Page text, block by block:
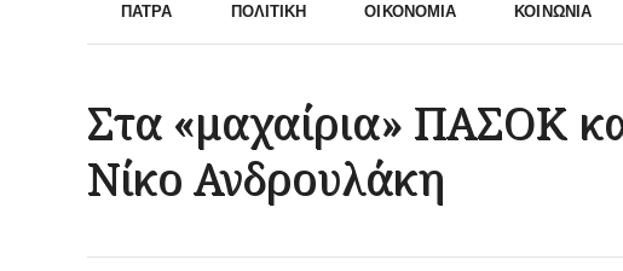
ΠΆΤΡΑ ΠΟΛΙΤΙΚΉ ΟΙΚΟΝΟΜΊΑ ΚΟΙΝΩΝΊΑ
Στα «μαχαίρια» ΠΑΣΟΚ
Νίκο Ανδρουλάκη